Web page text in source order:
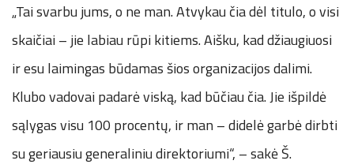
„Tai svarbu jums, o ne man. Atvykau čia dėl titulo, o visi
skaičiai – jie labiau rūpi kitiems. Aišku, kad džiaugiuosi
ir esu laimingas būdamas šios organizacijos dalimi.
Klubo vadovai padarė viską, kad būčiau čia. Jie išpildė
sąlygas visu 100 procentų, ir man – didelė garbė dirbti
su geriausiu generaliniu direktoriumi“, – sakė Š.